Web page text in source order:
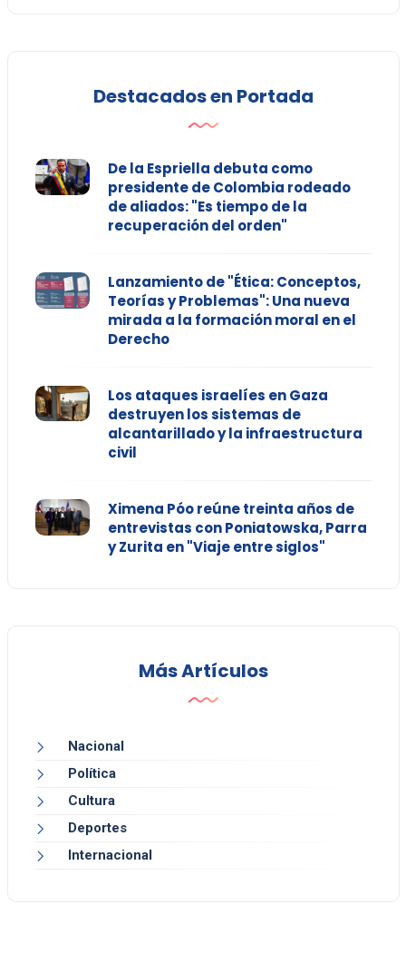
Destacados en Portada
De la Espriella debuta como
presidente de Colombia rodeado
de aliados: "Es tiempo de la
recuperación del orden"
Lanzamiento de "Ética: Conceptos,
Teorías y Problemas": Una nueva
mirada a la formación moral en el
Derecho
Los ataques israelíes en Gaza
destruyen los sistemas de
alcantarillado y la infraestructura
civil
Ximena Póo reúne treinta años de
entrevistas con Poniatowska, Parra
y Zurita en "Viaje entre siglos"
Más Artículos
Nacional
Política
Cultura
Deportes
Internacional